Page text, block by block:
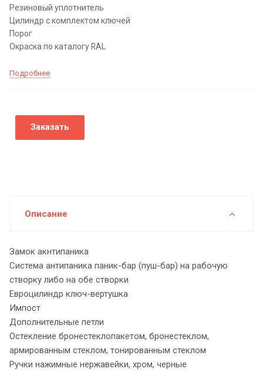
Резиновый уплотнитель
Цилиндр с комплектом ключей
Порог
Окраска по каталогу RAL
Подробнее
Заказать
Описание
Замок акнтипаника
Система антипаника паник-бар (пуш-бар) на рабочую
створку либо на обе створки
Евроцилиндр ключ-вертушка
Импост
Дополнительные петли
Остекление бронестеклопакетом, бронестеклом,
армированным стеклом, тонированным стеклом
Ручки нажимные нержавейки, хром, черные